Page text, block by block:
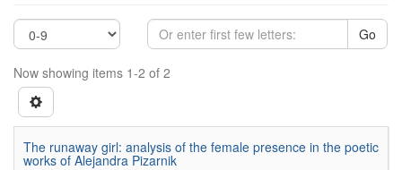
Go
Now showing items 1-2 of 2
The runaway girl: analysis of the female presence in the poetic
works of Alejandra Pizarnik